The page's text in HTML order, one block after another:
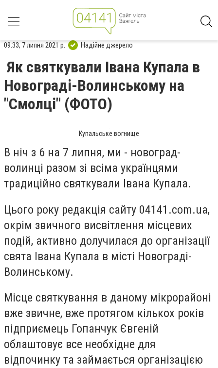
09:33, 7 липня 2021 р. Надійне джерело
Як святкували Івана Купала в
Новограді-Волинському на
"Смолці" (ФОТО)
Купальське вогнище
В ніч з 6 на 7 липня, ми - новоград-
волинці разом зі всіма українцями
традиційно святкували Івана Купала.
Цього року редакція сайту 04141.com.ua,
окрім звичного висвітлення місцевих
подій, активно долучилася до організації
свята Івана Купала в місті Новограді-
Волинському.
Місце святкування в даному мікрорайоні
вже звичне, вже протягом кількох років
підприємець Гопанчук Євгеній
облаштовує все необхідне для
відпочинку та займається організацією